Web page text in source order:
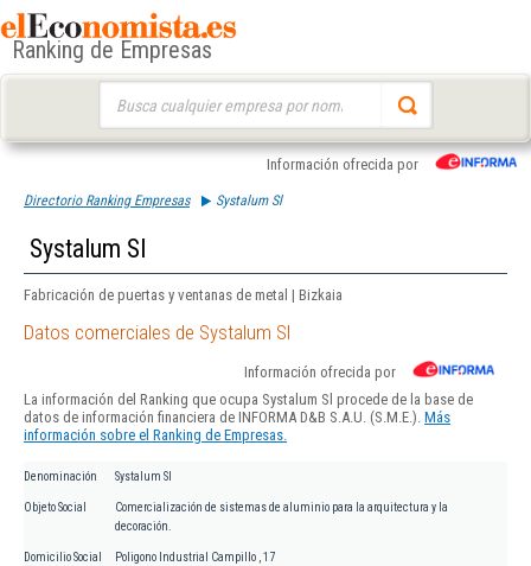
Ranking de Empresas
Información ofrecida por
Directorio Ranking Empresas Systalum Sl
Systalum Sl
Fabricación de puertas y ventanas de metal | Bizkaia
Datos comerciales de Systalum Sl
Información ofrecida por
La información del Ranking que ocupa Systalum Sl procede de la base de
datos de información financiera de INFORMA D&B S.A.U. (S.M.E.). Más
información sobre el Ranking de Empresas.
Denominación Systalum Sl
Objeto Social
Comercialización de sistemas de aluminio para la arquitectura y la
decoración.
Domicilio Social Poligono Industrial Campillo , 17